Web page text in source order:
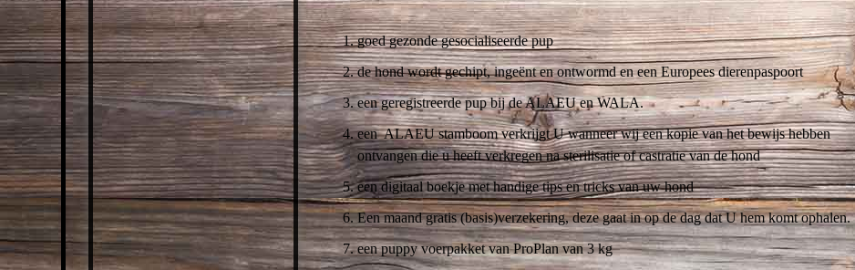
goed gezonde gesocialiseerde pup
de hond wordt gechipt, ingeënt en ontwormd en een Europees dierenpaspoort
een geregistreerde pup bij de ALAEU en WALA.
een ALAEU stamboom verkrijgt U wanneer wij een kopie van het bewijs hebben
ontvangen die u heeft verkregen na sterilisatie of castratie van de hond
een digitaal boekje met handige tips en tricks van uw hond
Een maand gratis (basis)verzekering, deze gaat in op de dag dat U hem komt ophalen.
een puppy voerpakket van ProPlan van 3 kg